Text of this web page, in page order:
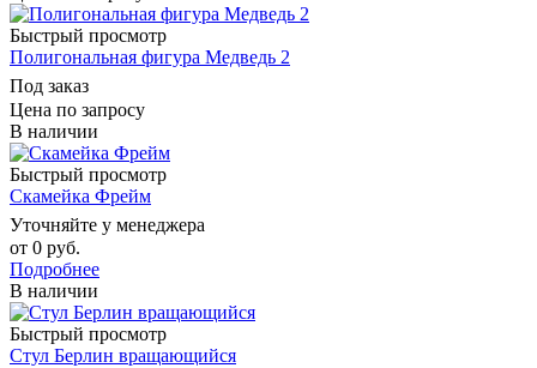
Быстрый просмотр
Полигональная фигура Медведь 2
Под заказ
Цена по запросу
В наличии
Быстрый просмотр
Скамейка Фрейм
Уточняйте у менеджера
от 0 руб.
Подробнее
В наличии
Быстрый просмотр
Стул Берлин вращающийся